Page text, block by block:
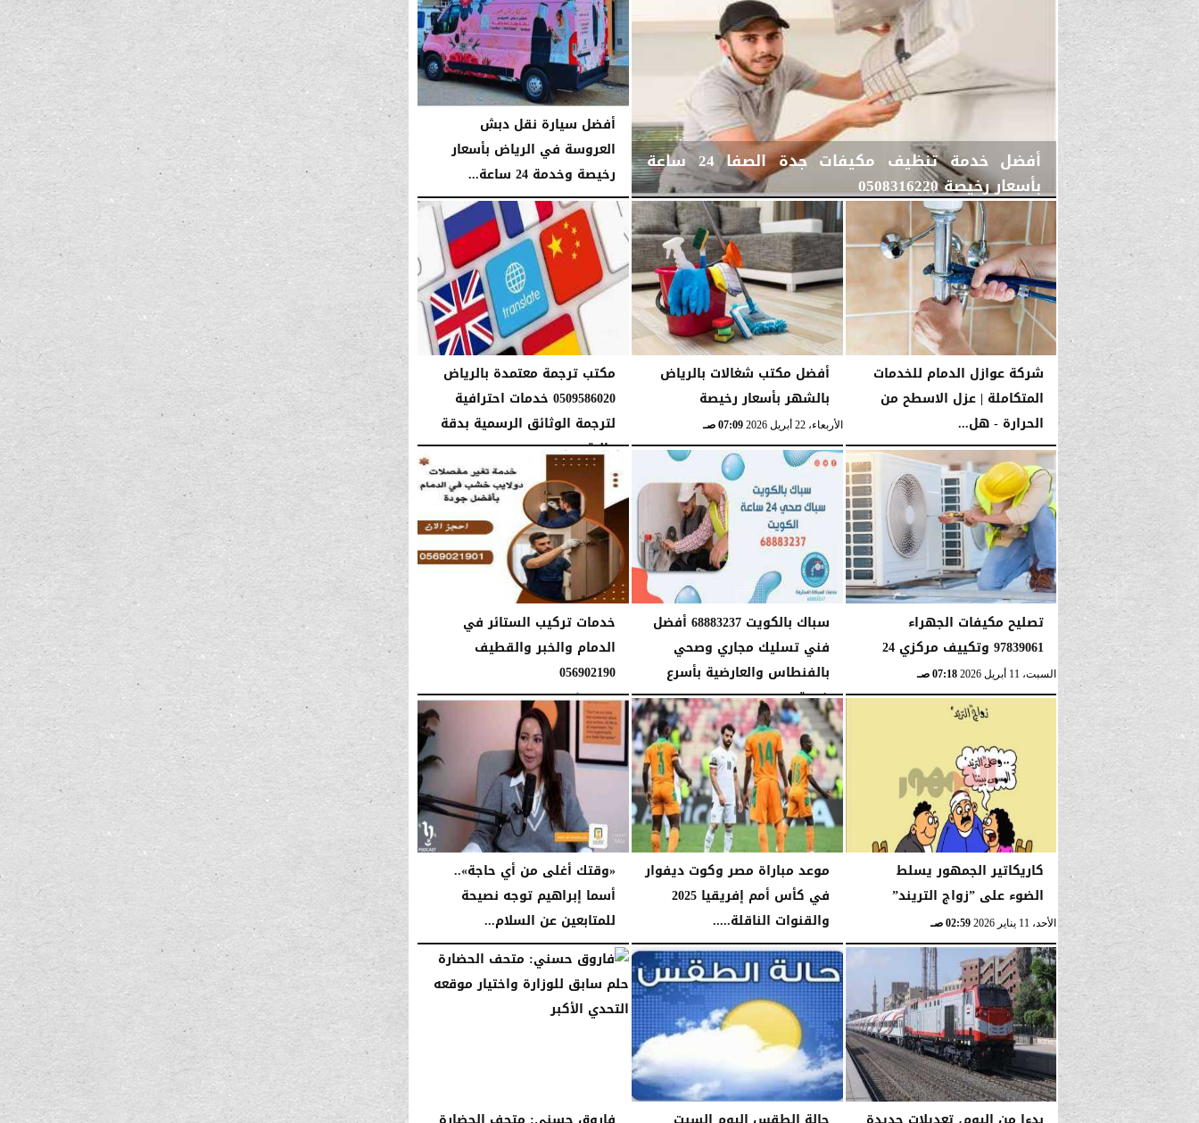
أفضل خدمة تنظيف مكيفات جدة الصفا 24 ساعة
بأسعار رخيصة 0508316220
الجمعة، 15 مايو 2026 12:27 مـ
أفضل سيارة نقل دبش
العروسة في الرياض بأسعار
رخيصة وخدمة 24 ساعة...
الجمعة، 15 مايو 2026 12:26 مـ
شركة عوازل الدمام للخدمات
المتكاملة | عزل الاسطح من
الحرارة - هل...
الإثنين، 11 مايو 2026 11:32 مـ
أفضل مكتب شغالات بالرياض
بالشهر بأسعار رخيصة
الأربعاء، 22 أبريل 2026 07:09 صـ
مكتب ترجمة معتمدة بالرياض
0509586020 خدمات احترافية
لترجمة الوثائق الرسمية بدقة
عالية
السبت، 11 أبريل 2026 03:27 مـ
تصليح مكيفات الجهراء
97839061 وتكييف مركزي 24
السبت، 11 أبريل 2026 07:18 صـ
سباك بالكويت 68883237 أفضل
فني تسليك مجاري وصحي
بالفنطاس والعارضية بأسرع
خدمة...
السبت، 11 أبريل 2026 11:12 صـ
خدمات تركيب الستائر في
الدمام والخبر والقطيف
056902190
السبت، 11 أبريل 2026 08:02 صـ
كاريكاتير الجمهور يسلط
الضوء على ”زواج التريند”
الأحد، 11 يناير 2026 02:59 صـ
موعد مباراة مصر وكوت ديفوار
في كأس أمم إفريقيا 2025
والقنوات الناقلة.....
السبت، 10 يناير 2026 11:42 صـ
«وقتك أغلى من أي حاجة»..
أسما إبراهيم توجه نصيحة
للمتابعين عن السلام...
السبت، 10 يناير 2026 06:32 صـ